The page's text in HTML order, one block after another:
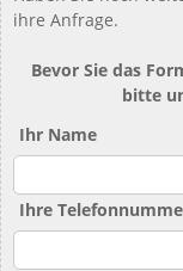
ihre Anfrage.
Bevor Sie das
bitte
Ihr Name
Ihre